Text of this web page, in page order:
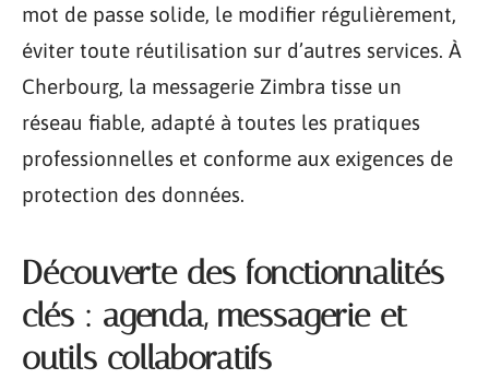
mot de passe solide, le modifier régulièrement,
éviter toute réutilisation sur d’autres services. À
Cherbourg, la messagerie Zimbra tisse un
réseau fiable, adapté à toutes les pratiques
professionnelles et conforme aux exigences de
protection des données.
Découverte des fonctionnalités
clés : agenda, messagerie et
outils collaboratifs